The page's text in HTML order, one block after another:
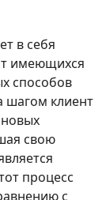
в себя
имеющихся
способов
шагом клиент
свою
процесс
с